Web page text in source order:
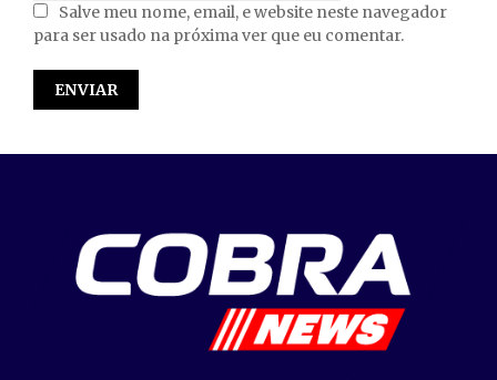
Salve meu nome, email, e website neste navegador
para ser usado na próxima ver que eu comentar.